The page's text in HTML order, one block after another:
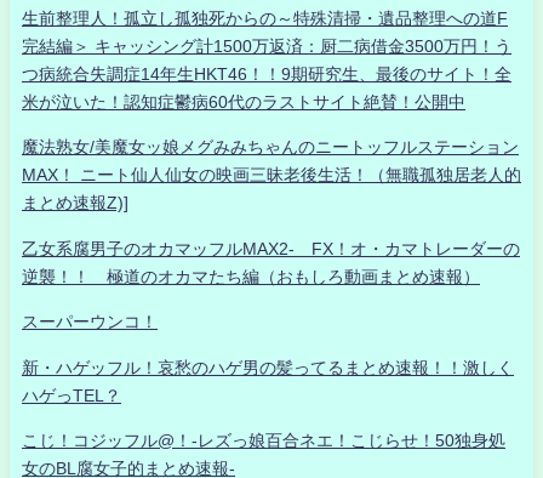
生前整理人！孤立し孤独死からの～特殊清掃・遺品整理への道F
完結編＞ キャッシング計1500万返済：厨二病借金3500万円！う
つ病統合失調症14年生HKT46！！9期研究生、最後のサイト！全
米が泣いた！認知症鬱病60代のラストサイト絶賛！公開中
魔法熟女/美魔女ッ娘メグみみちゃんのニートッフルステーション
MAX！ ニート仙人仙女の映画三昧老後生活！（無職孤独居老人的
まとめ速報Z)]
乙女系腐男子のオカマッフルMAX2- FX！オ・カマトレーダーの
逆襲！！ 極道のオカマたち編（おもしろ動画まとめ速報）
スーパーウンコ！
新・ハゲッフル！哀愁のハゲ男の髪ってるまとめ速報！！激しく
ハゲっTEL？
こじ！コジッフル@！-レズっ娘百合ネエ！こじらせ！50独身処
女のBL腐女子的まとめ速報-